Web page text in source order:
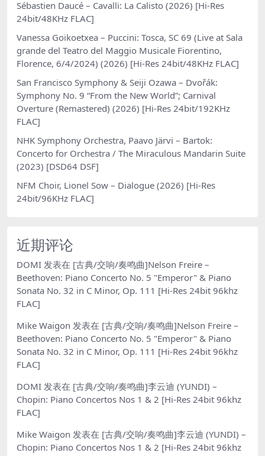
Sébastien Daucé – Cavalli: La Calisto (2026) [Hi-Res
24bit/48KHz FLAC]
Vanessa Goikoetxea – Puccini: Tosca, SC 69 (Live at Sala
grande del Teatro del Maggio Musicale Fiorentino,
Florence, 6/4/2024) (2026) [Hi-Res 24bit/48KHz FLAC]
San Francisco Symphony & Seiji Ozawa – Dvořák:
Symphony No. 9 “From the New World”; Carnival
Overture (Remastered) (2026) [Hi-Res 24bit/192KHz
FLAC]
NHK Symphony Orchestra, Paavo Järvi – Bartok:
Concerto for Orchestra / The Miraculous Mandarin Suite
(2023) [DSD64 DSF]
NFM Choir, Lionel Sow – Dialogue (2026) [Hi-Res
24bit/96KHz FLAC]
近期评论
DOMI 发表在 [古典/交响/奏鸣曲]Nelson Freire –
Beethoven: Piano Concerto No. 5 "Emperor" & Piano
Sonata No. 32 in C Minor, Op. 111 [Hi-Res 24bit 96khz
FLAC]
Mike Waigon 发表在 [古典/交响/奏鸣曲]Nelson Freire –
Beethoven: Piano Concerto No. 5 "Emperor" & Piano
Sonata No. 32 in C Minor, Op. 111 [Hi-Res 24bit 96khz
FLAC]
DOMI 发表在 [古典/交响/奏鸣曲]李云迪 (YUNDI) –
Chopin: Piano Concertos Nos 1 & 2 [Hi-Res 24bit 96khz
FLAC]
Mike Waigon 发表在 [古典/交响/奏鸣曲]李云迪 (YUNDI) –
Chopin: Piano Concertos Nos 1 & 2 [Hi-Res 24bit 96khz